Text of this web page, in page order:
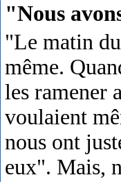
"Nous
"Le matin
même.
les ramener
voulaient
nous ont
eux". Mais,